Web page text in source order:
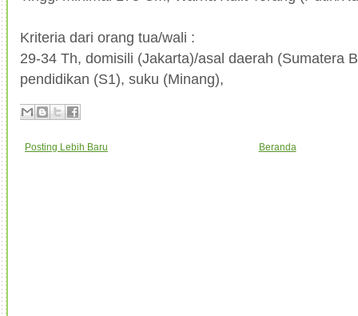
Kriteria dari orang tua/wali :
29-34 Th, domisili (Jakarta)/asal daerah (Sumatera
pendidikan (S1), suku (Minang),
Posting Lebih Baru Beranda